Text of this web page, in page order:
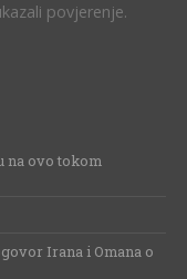
povjerenje.
na ovo tokom
Irana i Omana o